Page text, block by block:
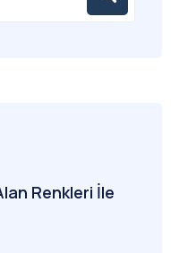
Renkleri İle